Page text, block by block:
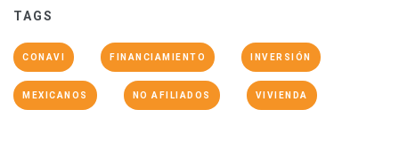
TAGS
CONAVI FINANCIAMIENTO INVERSIÓN
MEXICANOS NO AFILIADOS VIVIENDA